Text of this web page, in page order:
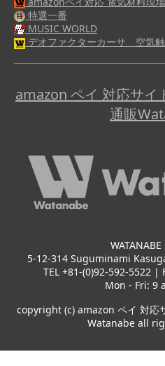
特選一番
MUSIC WORLD
デオファクターカーサ 空気
amazon ペイ 対応サイ
通販
WATANABE
5-12-314 Suguminami
TEL +81-(0)92-592-5522 |
Mon - Fri: 9
copyright (c) amazon ペイ 対応
Watanabe all